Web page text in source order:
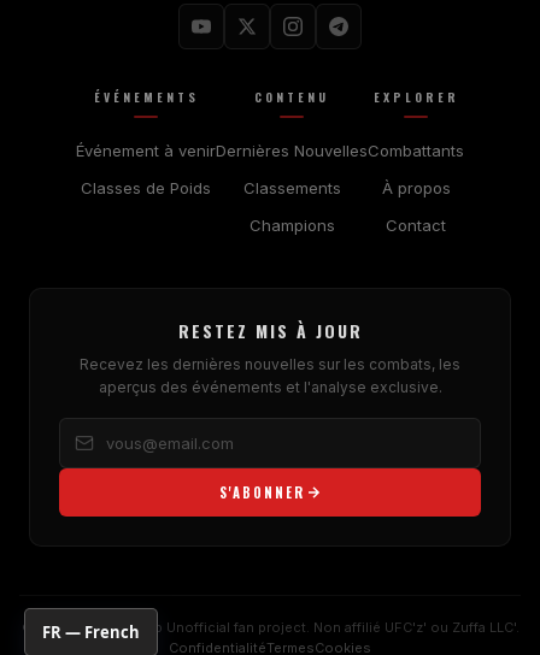
ÉVÉNEMENTS
Événement à venir
Classes de Poids
CONTENU
Dernières Nouvelles
Classements
Champions
EXPLORER
Combattants
À propos
Contact
RESTEZ MIS À JOUR
Recevez les dernières nouvelles sur les combats, les
aperçus des événements et l'analyse exclusive.
S'ABONNER
© 2026 UFCFan Hub Unofficial fan project. Non affilié UFC'z' ou Zuffa LLC'.
ConfidentialitéTermesCookies
FR — French